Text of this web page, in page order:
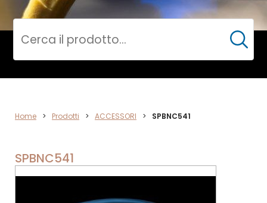
ACCESSORI
Cerca
Home > Prodotti > ACCESSORI > SPBNC541
SPBNC541